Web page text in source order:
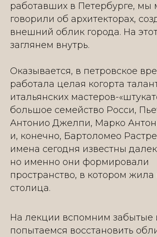
работавших в Петербурге, мы
говорили об архитекторах,
внешний облик города. На
заглянем внутрь.
Оказывается, в петровское
работала целая когорта
итальянских мастеров-
большое семейство Росси,
Антонио Джелпи, Марко
и, конечно, Бартоломео
имена сегодня известны
но именно они формировали
пространство, в котором жила
столица.
На лекции вспомним забытые
попытаемся восстановить